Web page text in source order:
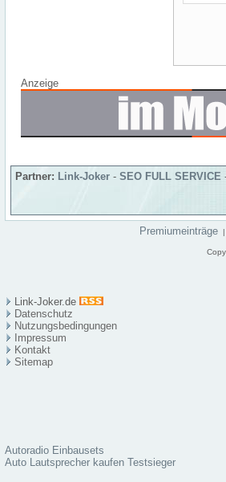
Anzeige
Partner: Link-Joker - SEO FULL SERVICE
Premiumeinträge |
Link-Joker.de
Datenschutz
Nutzungsbedingungen
Impressum
Kontakt
Sitemap
Autoradio Einbausets
Auto Lautsprecher kaufen Testsieger